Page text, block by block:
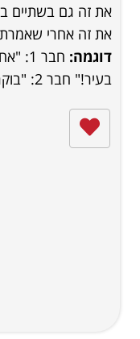
את זה גם בשתיים
את זה אחרי שאמרת
דוגמה:
חבר
בעיר!" חבר 2: "בוקר טוב אליהו, זה מלפני חודשיים".